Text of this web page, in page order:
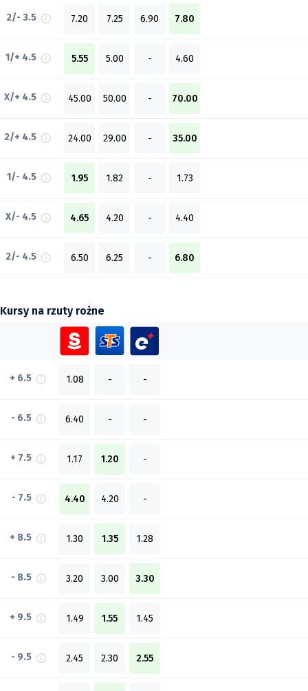
2/- 3.5 7.20 7.25 6.90 7.80
1/+ 4.5 5.55 5.00 - 4.60
X/+ 4.5 45.00 50.00 - 70.00
2/+ 4.5 24.00 29.00 - 35.00
1/- 4.5 1.95 1.82 - 1.73
X/- 4.5 4.65 4.20 - 4.40
2/- 4.5 6.50 6.25 - 6.80
Kursy na rzuty rożne
+ 6.5 1.08 - -
- 6.5 6.40 - -
+ 7.5 1.17 1.20 -
- 7.5 4.40 4.20 -
+ 8.5 1.30 1.35 1.28
- 8.5 3.20 3.00 3.30
+ 9.5 1.49 1.55 1.45
- 9.5 2.45 2.30 2.55